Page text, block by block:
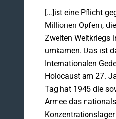
[…]ist eine Pflicht
Millionen Opfern,
Zweiten Weltkriegs
umkamen. Das ist
Internationalen
Holocaust am 27.
Tag hat 1945 die
Armee das